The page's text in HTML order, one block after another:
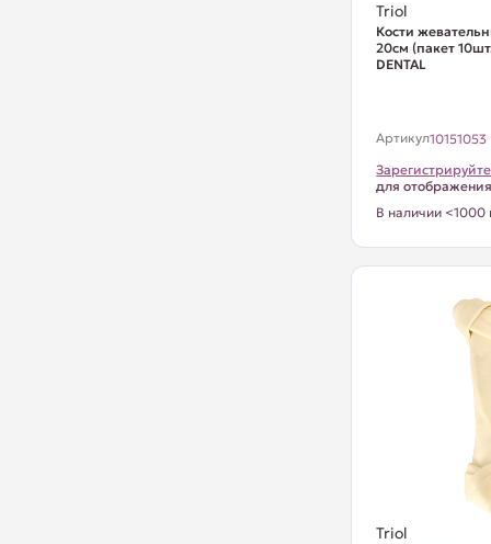
Triol
Кости
20см (пакет
DENTAL
Артикул10151053
для
В наличии <1000
Triol